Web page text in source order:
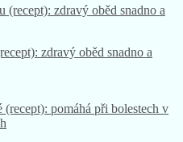
zdravý oběd snadno a